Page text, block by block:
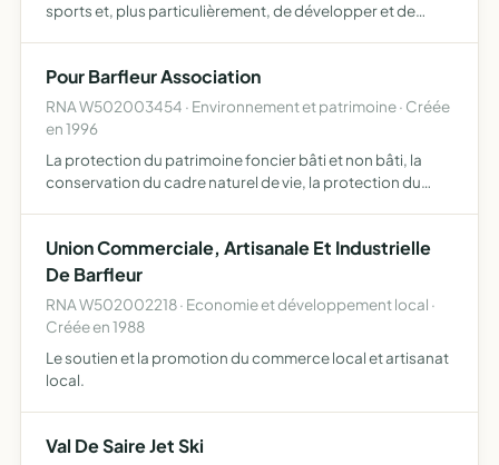
sports et, plus particulièrement, de développer et de
Pour Barfleur Association
RNA W502003454 · Environnement et patrimoine · Créée
en 1996
La protection du patrimoine foncier bâti et non bâti, la
conservation du cadre naturel de vie, la protection du
Union Commerciale, Artisanale Et Industrielle
De Barfleur
RNA W502002218 · Economie et développement local ·
Créée en 1988
Le soutien et la promotion du commerce local et artisanat
local.
Val De Saire Jet Ski